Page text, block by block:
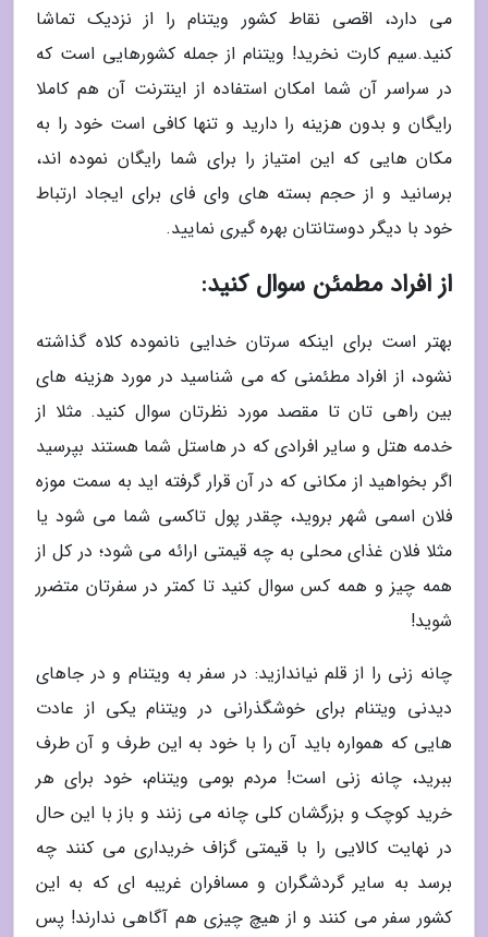
می دارد، اقصی نقاط کشور ویتنام را از نزدیک تماشا
کنید.سیم کارت نخرید! ویتنام از جمله کشورهایی است که
در سراسر آن شما امکان استفاده از اینترنت آن هم کاملا
رایگان و بدون هزینه را دارید و تنها کافی است خود را به
مکان هایی که این امتیاز را برای شما رایگان نموده اند،
برسانید و از حجم بسته های وای فای برای ایجاد ارتباط
خود با دیگر دوستانتان بهره گیری نمایید.
از افراد مطمئن سوال کنید:
بهتر است برای اینکه سرتان خدایی نانموده کلاه گذاشته
نشود، از افراد مطئمنی که می شناسید در مورد هزینه های
بین راهی تان تا مقصد مورد نظرتان سوال کنید. مثلا از
خدمه هتل و سایر افرادی که در هاستل شما هستند بپرسید
اگر بخواهید از مکانی که در آن قرار گرفته اید به سمت موزه
فلان اسمی شهر بروید، چقدر پول تاکسی شما می شود یا
مثلا فلان غذای محلی به چه قیمتی ارائه می شود؛ در کل از
همه چیز و همه کس سوال کنید تا کمتر در سفرتان متضرر
شوید!
چانه زنی را از قلم نیاندازید: در سفر به ویتنام و در جاهای
دیدنی ویتنام برای خوشگذرانی در ویتنام یکی از عادت
هایی که همواره باید آن را با خود به این طرف و آن طرف
ببرید، چانه زنی است! مردم بومی ویتنام، خود برای هر
خرید کوچک و بزرگشان کلی چانه می زنند و باز با این حال
در نهایت کالایی را با قیمتی گزاف خریداری می کنند چه
برسد به سایر گردشگران و مسافران غریبه ای که به این
کشور سفر می کنند و از هیچ چیزی هم آگاهی ندارند! پس